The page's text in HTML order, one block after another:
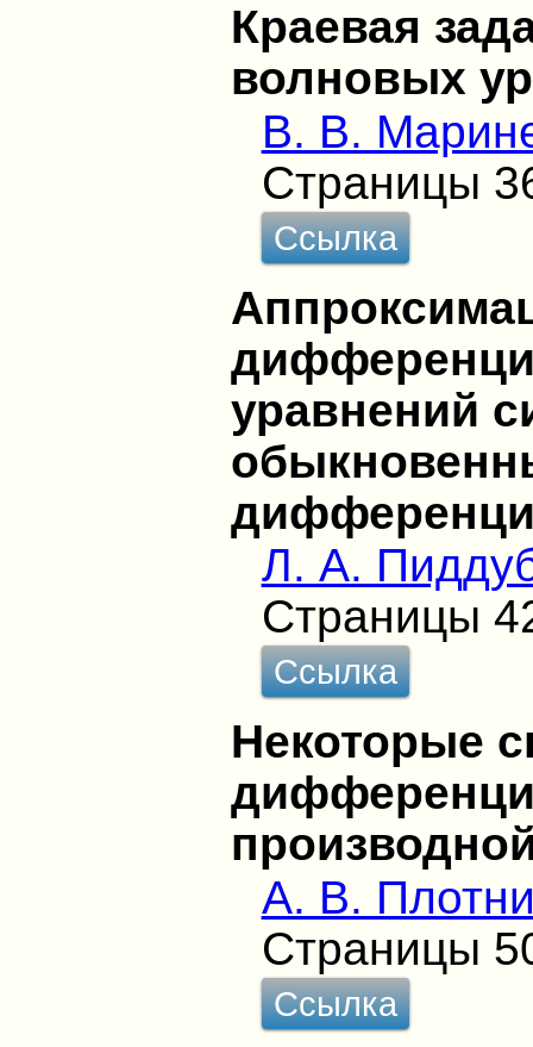
Краевая
волновых
В. В.
Страницы
Ссылка
уравнений
Л. А.
Страницы
Ссылка
Некоторые
А. В.
Страницы
Ссылка